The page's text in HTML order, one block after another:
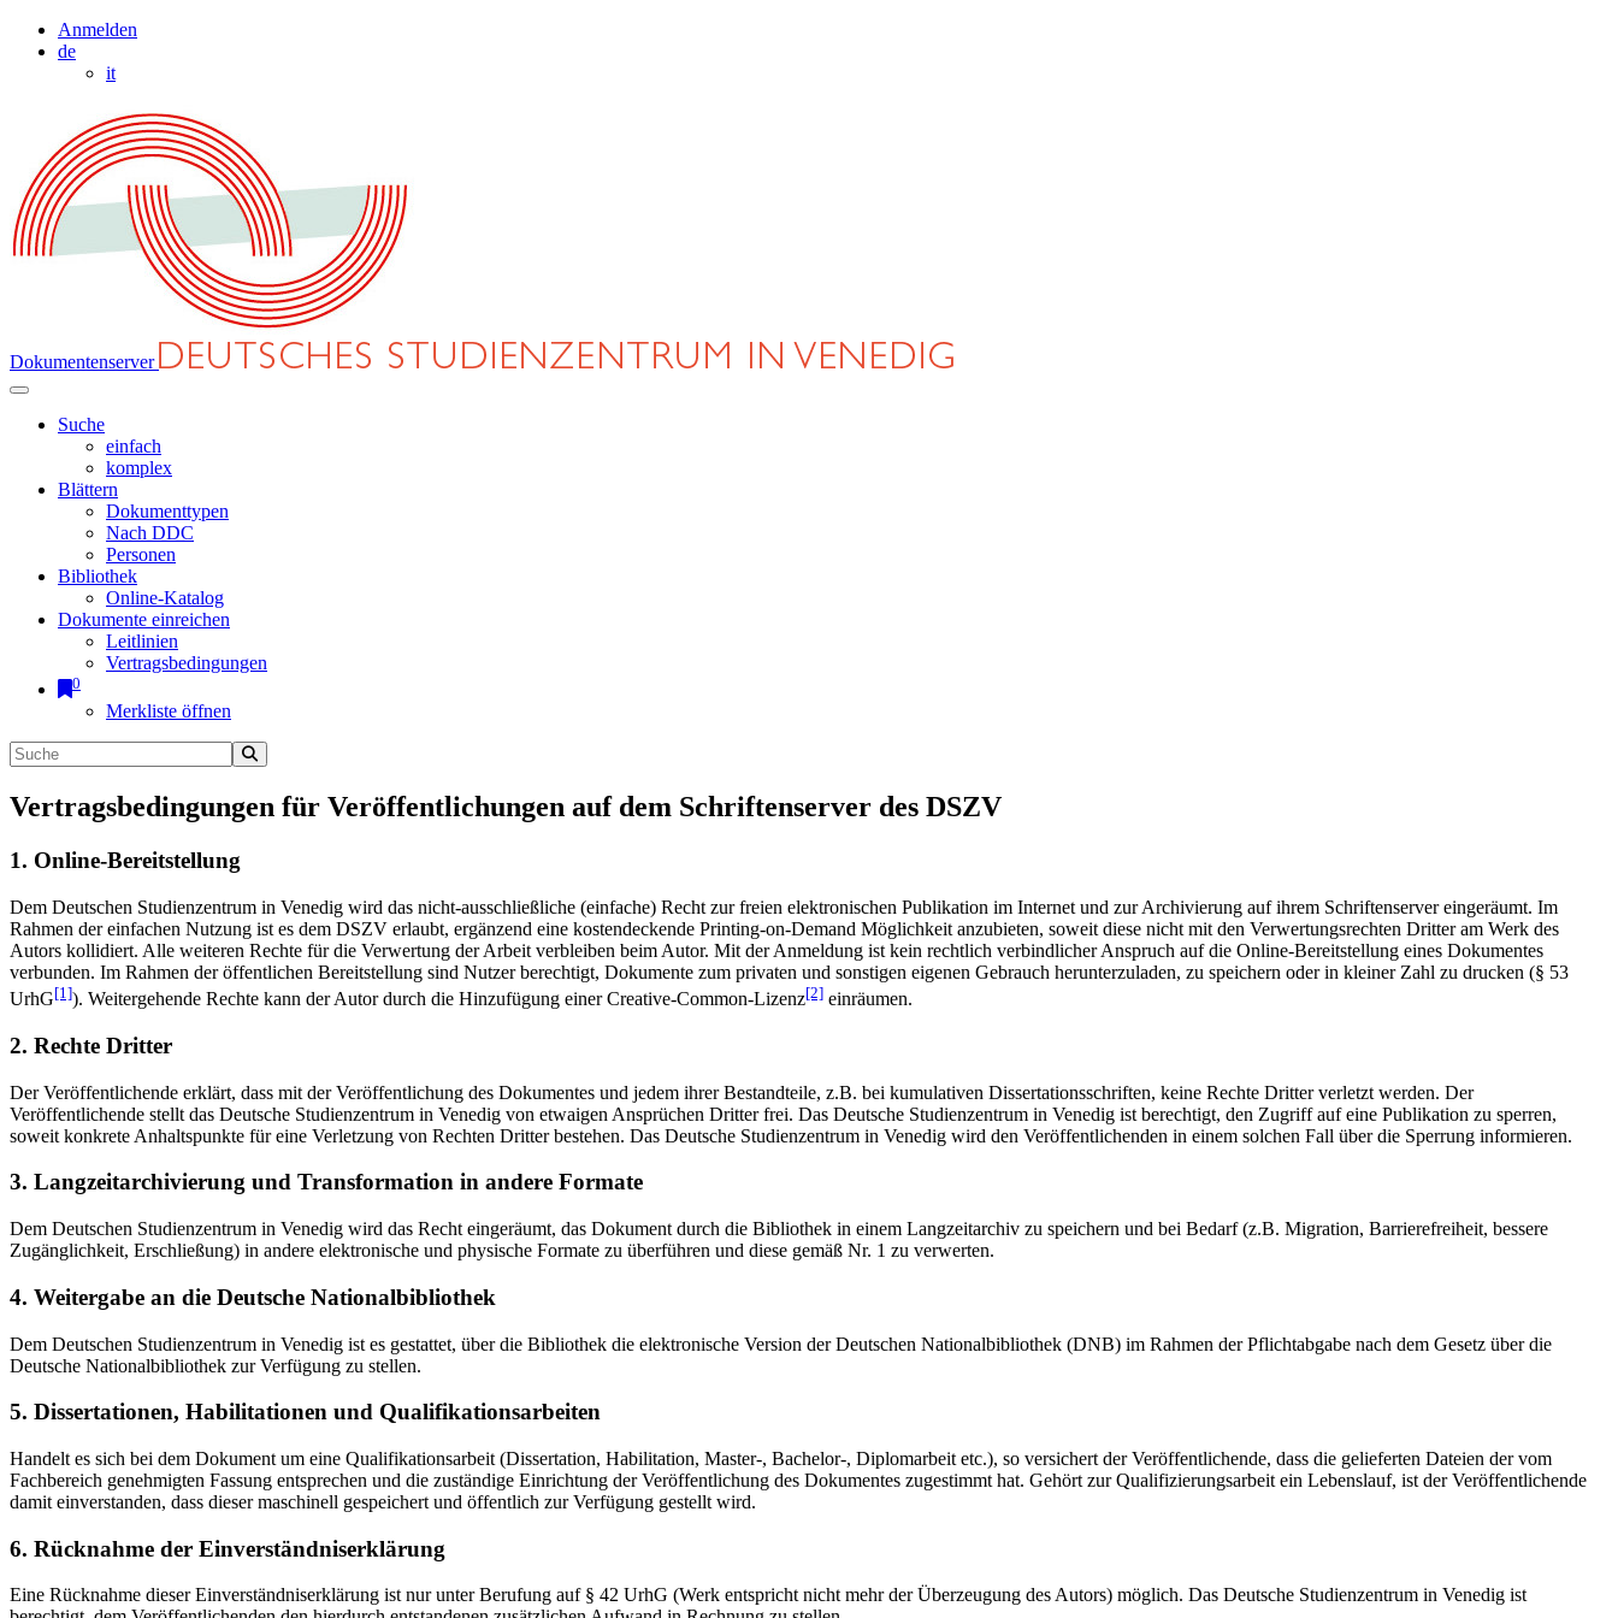
Anmelden
de
it
Dokumentenserver
Suche
einfach
komplex
Blättern
Dokumenttypen
Nach DDC
Personen
Bibliothek
Online-Katalog
Dokumente einreichen
Leitlinien
Vertragsbedingungen
0
Merkliste öffnen
Vertragsbedingungen für Veröffentlichungen auf dem Schriftenserver des DSZV
1. Online-Bereitstellung
Dem Deutschen Studienzentrum in Venedig wird das nicht-ausschließliche (einfache) Recht zur freien elektronischen Publikation im Internet und zur Archivierung auf ihrem Schriftenserver eingeräumt. Im
Rahmen der einfachen Nutzung ist es dem DSZV erlaubt, ergänzend eine kostendeckende Printing-on-Demand Möglichkeit anzubieten, soweit diese nicht mit den Verwertungsrechten Dritter am Werk des
Autors kollidiert. Alle weiteren Rechte für die Verwertung der Arbeit verbleiben beim Autor. Mit der Anmeldung ist kein rechtlich verbindlicher Anspruch auf die Online-Bereitstellung eines Dokumentes
verbunden. Im Rahmen der öffentlichen Bereitstellung sind Nutzer berechtigt, Dokumente zum privaten und sonstigen eigenen Gebrauch herunterzuladen, zu speichern oder in kleiner Zahl zu drucken (§ 53
UrhG[1]). Weitergehende Rechte kann der Autor durch die Hinzufügung einer Creative-Common-Lizenz[2] einräumen.
2. Rechte Dritter
Der Veröffentlichende erklärt, dass mit der Veröffentlichung des Dokumentes und jedem ihrer Bestandteile, z.B. bei kumulativen Dissertationsschriften, keine Rechte Dritter verletzt werden. Der
Veröffentlichende stellt das Deutsche Studienzentrum in Venedig von etwaigen Ansprüchen Dritter frei. Das Deutsche Studienzentrum in Venedig ist berechtigt, den Zugriff auf eine Publikation zu sperren,
soweit konkrete Anhaltspunkte für eine Verletzung von Rechten Dritter bestehen. Das Deutsche Studienzentrum in Venedig wird den Veröffentlichenden in einem solchen Fall über die Sperrung informieren.
3. Langzeitarchivierung und Transformation in andere Formate
Dem Deutschen Studienzentrum in Venedig wird das Recht eingeräumt, das Dokument durch die Bibliothek in einem Langzeitarchiv zu speichern und bei Bedarf (z.B. Migration, Barrierefreiheit, bessere
Zugänglichkeit, Erschließung) in andere elektronische und physische Formate zu überführen und diese gemäß Nr. 1 zu verwerten.
4. Weitergabe an die Deutsche Nationalbibliothek
Dem Deutschen Studienzentrum in Venedig ist es gestattet, über die Bibliothek die elektronische Version der Deutschen Nationalbibliothek (DNB) im Rahmen der Pflichtabgabe nach dem Gesetz über die
Deutsche Nationalbibliothek zur Verfügung zu stellen.
5. Dissertationen, Habilitationen und Qualifikationsarbeiten
Handelt es sich bei dem Dokument um eine Qualifikationsarbeit (Dissertation, Habilitation, Master-, Bachelor-, Diplomarbeit etc.), so versichert der Veröffentlichende, dass die gelieferten Dateien der vom
Fachbereich genehmigten Fassung entsprechen und die zuständige Einrichtung der Veröffentlichung des Dokumentes zugestimmt hat. Gehört zur Qualifizierungsarbeit ein Lebenslauf, ist der Veröffentlichende
damit einverstanden, dass dieser maschinell gespeichert und öffentlich zur Verfügung gestellt wird.
6. Rücknahme der Einverständniserklärung
Eine Rücknahme dieser Einverständniserklärung ist nur unter Berufung auf § 42 UrhG (Werk entspricht nicht mehr der Überzeugung des Autors) möglich. Das Deutsche Studienzentrum in Venedig ist